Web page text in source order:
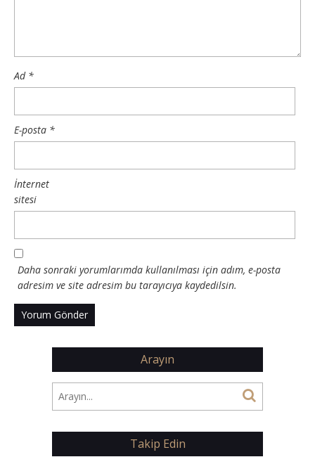
Ad *
E-posta *
İnternet
sitesi
Daha sonraki yorumlarımda kullanılması için adım, e-posta
adresim ve site adresim bu tarayıcıya kaydedilsin.
Arayın
Takip Edin